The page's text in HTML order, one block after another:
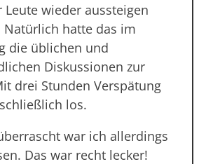
Leute wieder aussteigen
Natürlich hatte das im
die üblichen und
Diskussionen zur
drei Stunden Verspätung
los.
war ich allerdings
Das war recht lecker!